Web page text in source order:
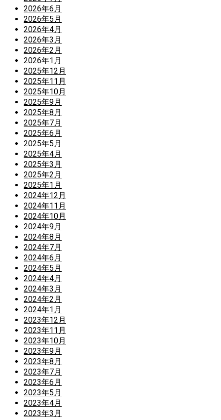
2026年6月
2026年5月
2026年4月
2026年3月
2026年2月
2026年1月
2025年12月
2025年11月
2025年10月
2025年9月
2025年8月
2025年7月
2025年6月
2025年5月
2025年4月
2025年3月
2025年2月
2025年1月
2024年12月
2024年11月
2024年10月
2024年9月
2024年8月
2024年7月
2024年6月
2024年5月
2024年4月
2024年3月
2024年2月
2024年1月
2023年12月
2023年11月
2023年10月
2023年9月
2023年8月
2023年7月
2023年6月
2023年5月
2023年4月
2023年3月